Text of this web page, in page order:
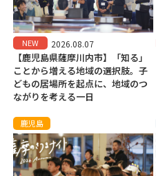
NEW 2026.08.07
【鹿児島県薩摩川内市】「知る」
ことから増える地域の選択肢。子
どもの居場所を起点に、地域のつ
ながりを考える一日
鹿児島